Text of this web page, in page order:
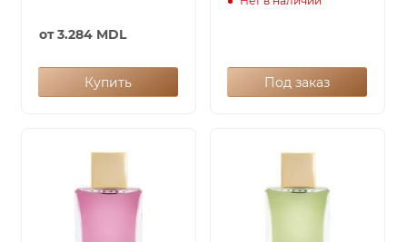
от3.284 MDL
Купить Под заказ